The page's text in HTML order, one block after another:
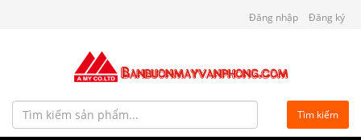
Đăng nhập Đăng ký
Tìm kiếm